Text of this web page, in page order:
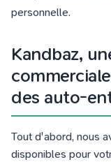
personnelle.
Kandbaz,
des auto-
Tout d'abord, nous
disponibles pour